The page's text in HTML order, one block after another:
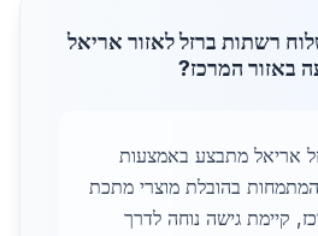
רשתות ברזל לאזור אריאל
באזור המרכז?
אריאל מתבצע באמצעות
המתמחות בהובלת מוצרי מתכת
קיימת גישה נוחה לדרך